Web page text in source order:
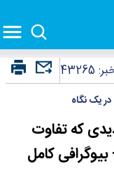
43265
یک نگاه
که تفاوت
کامل